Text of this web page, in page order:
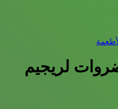
لريجيم